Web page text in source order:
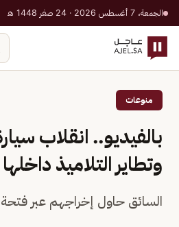
الجمعة، 7 أغسطس 2026 · 24 صفر 1448 هـ
منوعات
بالفيديو.. انقلاب
وتطاير التلاميذ
السائق حاول إخراجهم عبر